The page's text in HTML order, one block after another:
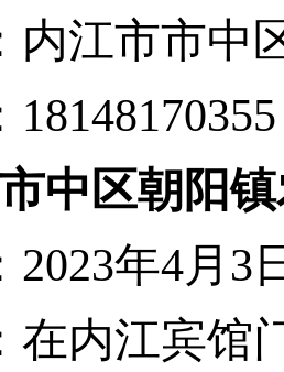
内江市市中
18148170355
中区朝阳
2023年4月3
在内江宾馆